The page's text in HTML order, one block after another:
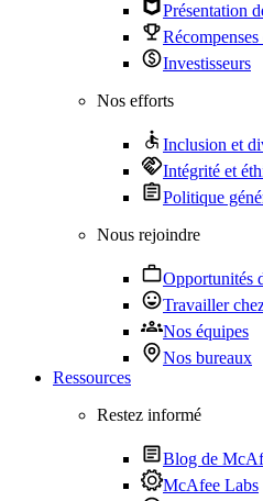
Présentation
Investisseurs
Nos efforts
Inclusion et
Intégrité et
Politique
Nous rejoindre
Opportunités
Travailler
Nos équipes
Nos bureaux
Ressources
Restez informé
Blog de
McAfee Labs